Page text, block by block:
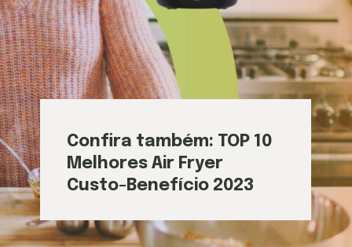
Confira também: TOP 10
Melhores Air Fryer
Custo-Benefício 2023